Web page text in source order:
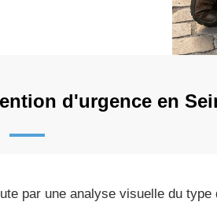
d'urgence en
par une analyse visuelle du